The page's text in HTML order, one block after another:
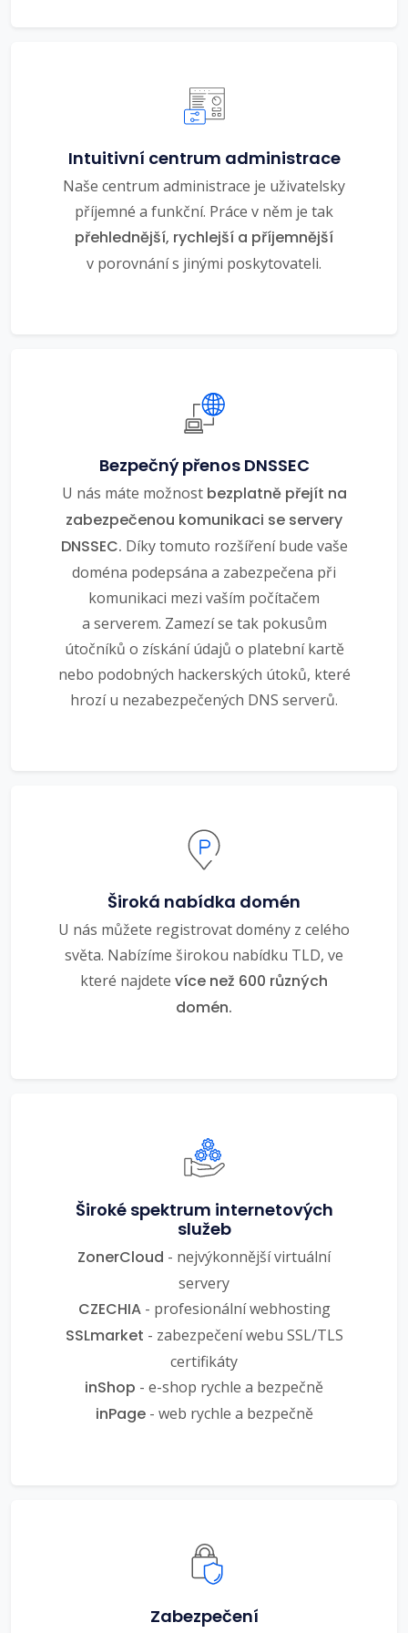
Intuitivní centrum administrace
Naše centrum administrace je uživatelsky
příjemné a funkční. Práce v něm je tak
přehlednější, rychlejší a příjemnější
v porovnání s jinými poskytovateli.
Bezpečný přenos DNSSEC
U nás máte možnost bezplatně přejít na
zabezpečenou komunikaci se servery
DNSSEC. Díky tomuto rozšíření bude vaše
doména podepsána a zabezpečena při
komunikaci mezi vaším počítačem
a serverem. Zamezí se tak pokusům
útočníků o získání údajů o platební kartě
nebo podobných hackerských útoků, které
hrozí u nezabezpečených DNS serverů.
Široká nabídka domén
U nás můžete registrovat domény z celého
světa. Nabízíme širokou nabídku TLD, ve
které najdete více než 600 různých
domén.
Široké spektrum internetových
služeb
ZonerCloud - nejvýkonnější virtuální
servery
CZECHIA- profesionální webhosting
SSLmarket - zabezpečení webu SSL/TLS
certifikáty
inShop - e-shop rychle a bezpečně
inPage- web rychle a bezpečně
Zabezpečení